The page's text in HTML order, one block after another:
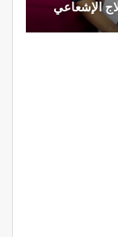
الإشعاعي